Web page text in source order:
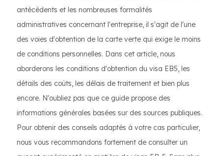
antécédents et les nombreuses formalités
administratives concernant l'entreprise, il s'agit de l'une
des voies d'obtention de la carte verte qui exige le moins
de conditions personnelles. Dans cet article, nous
aborderons les conditions d'obtention du visa EB5, les
détails des coûts, les délais de traitement et bien plus
encore. N'oubliez pas que ce guide propose des
informations générales basées sur des sources publiques.
Pour obtenir des conseils adaptés à votre cas particulier,
nous vous recommandons fortement de consulter un